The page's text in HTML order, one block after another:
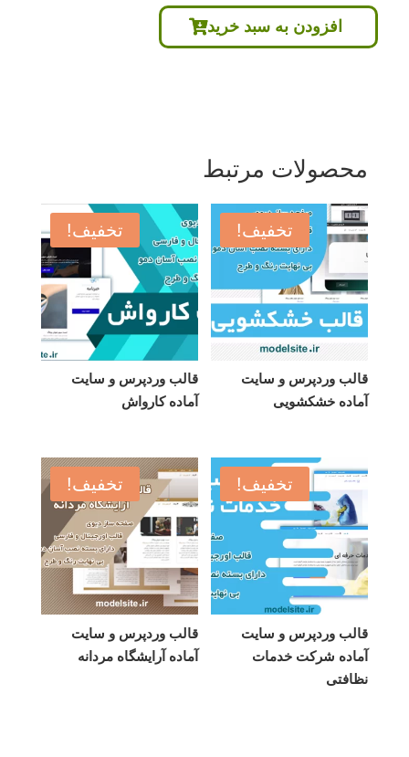
899,000 تومان
بود.
افزودن به سبد خرید
محصولات مرتبط
تخفیف!
قالب وردپرس و سایت
آماده خشکشویی
تخفیف!
قالب وردپرس و سایت
آماده کارواش
تخفیف!
قالب وردپرس و سایت
آماده شرکت خدمات
نظافتی
تخفیف!
قالب وردپرس و سایت
آماده آرایشگاه مردانه